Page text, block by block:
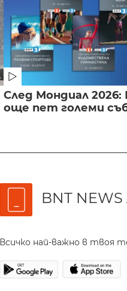
След Мондиал 2026:
още пет големи
BNT NEWS
Всичко най-важно в твоя